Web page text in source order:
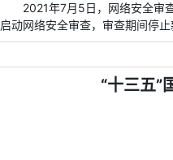
2021年7月5日，网络安全审
启动网络安全审查，审查期间停止
“十三五”